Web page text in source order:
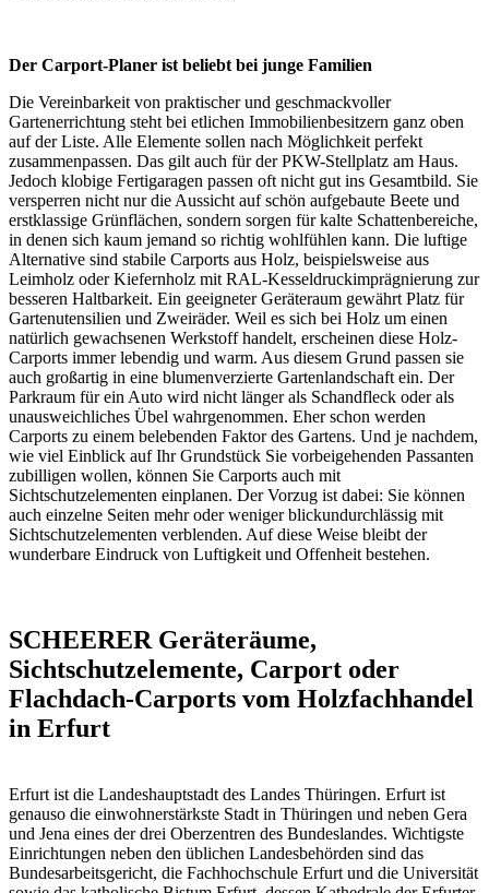
Der Carport-Planer ist beliebt bei junge Familien
Die Vereinbarkeit von praktischer und geschmackvoller
Gartenerrichtung steht bei etlichen Immobilienbesitzern ganz oben
auf der Liste. Alle Elemente sollen nach Möglichkeit perfekt
zusammenpassen. Das gilt auch für der PKW-Stellplatz am Haus.
Jedoch klobige Fertigaragen passen oft nicht gut ins Gesamtbild. Sie
versperren nicht nur die Aussicht auf schön aufgebaute Beete und
erstklassige Grünflächen, sondern sorgen für kalte Schattenbereiche,
in denen sich kaum jemand so richtig wohlfühlen kann. Die luftige
Alternative sind stabile Carports aus Holz, beispielsweise aus
Leimholz oder Kiefernholz mit RAL-Kesseldruckimprägnierung zur
besseren Haltbarkeit. Ein geeigneter Geräteraum gewährt Platz für
Gartenutensilien und Zweiräder. Weil es sich bei Holz um einen
natürlich gewachsenen Werkstoff handelt, erscheinen diese Holz-
Carports immer lebendig und warm. Aus diesem Grund passen sie
auch großartig in eine blumenverzierte Gartenlandschaft ein. Der
Parkraum für ein Auto wird nicht länger als Schandfleck oder als
unausweichliches Übel wahrgenommen. Eher schon werden
Carports zu einem belebenden Faktor des Gartens. Und je nachdem,
wie viel Einblick auf Ihr Grundstück Sie vorbeigehenden Passanten
zubilligen wollen, können Sie Carports auch mit
Sichtschutzelementen einplanen. Der Vorzug ist dabei: Sie können
auch einzelne Seiten mehr oder weniger blickundurchlässig mit
Sichtschutzelementen verblenden. Auf diese Weise bleibt der
wunderbare Eindruck von Luftigkeit und Offenheit bestehen.
SCHEERER Geräteräume,
Sichtschutzelemente, Carport oder
Flachdach-Carports vom Holzfachhandel
in Erfurt
Erfurt ist die Landeshauptstadt des Landes Thüringen. Erfurt ist
genauso die einwohnerstärkste Stadt in Thüringen und neben Gera
und Jena eines der drei Oberzentren des Bundeslandes. Wichtigste
Einrichtungen neben den üblichen Landesbehörden sind das
Bundesarbeitsgericht, die Fachhochschule Erfurt und die Universität